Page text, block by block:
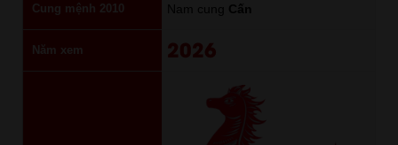
Cung mệnh 2010 Nam cung Cấn
Năm xem 2026